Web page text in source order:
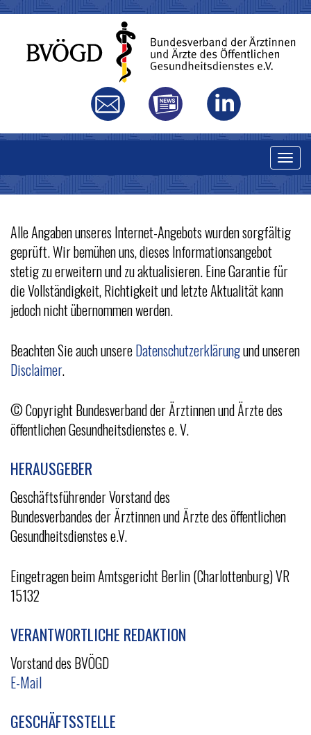
T
o
g
l
n
g
IMPRESSUM
Alle Angaben unseres Internet-Angebots wurden sorgfältig
geprüft. Wir bemühen uns, dieses Informationsangebot
stetig zu erweitern und zu aktualisieren. Eine Garantie für
die Vollständigkeit, Richtigkeit und letzte Aktualität kann
jedoch nicht übernommen werden.
Beachten Sie auch unsereDatenschutzerklärungund unseren
Disclaimer.
© Copyright Bundesverband der Ärztinnen und Ärzte des
öffentlichen Gesundheitsdienstes e. V.
HERAUSGEBER
Geschäftsführender Vorstand des
Bundesverbandes der Ärztinnen und Ärzte des öffentlichen
Gesundheitsdienstes e.V.
Eingetragen beim Amtsgericht Berlin (Charlottenburg) VR
15132
VERANTWORTLICHE REDAKTION
Vorstand des BVÖGD
E-Mail
GESCHÄFTSSTELLE